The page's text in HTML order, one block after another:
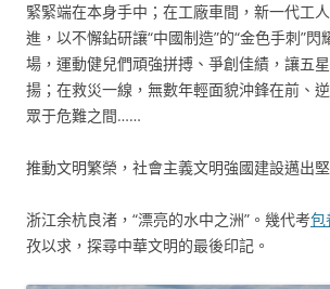
緊緊端在本身手中；在工廠車間，新一代工
進，以不懈鉆研讓“中國制造”的“金色手刺”
場，運動健兒們頑強拼搏、爭創佳績，讓五
揚；在救災一線，無數年輕面貌沖鋒在前、
眾于危難之間……
推動文明繁榮，社會主義文明強國建設邁
浙江余杭良渚，“漂亮的水中之洲”。幾代考包
孜以求，探尋中華文明的最後印記。